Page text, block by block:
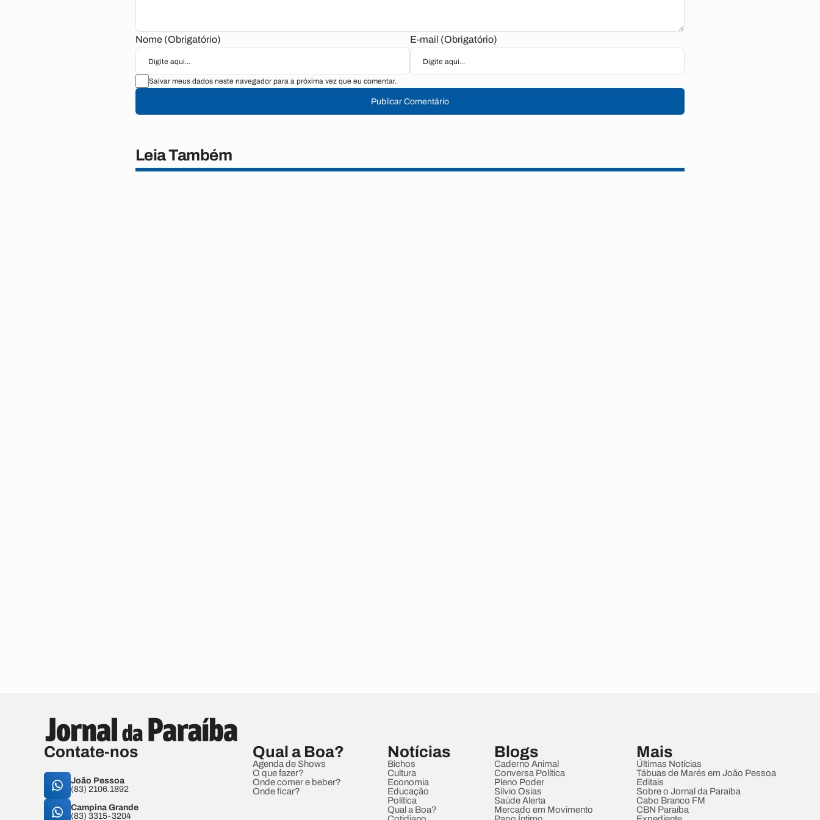
Nome (Obrigatório) E-mail (Obrigatório)
Salvar meus dados neste navegador para a próxima vez que eu comentar.
Publicar Comentário
Leia Também
Contate-nos
João Pessoa
(83) 2106.1892
Campina Grande
(83) 3315-3204
Qual a Boa?
Agenda de Shows
O que fazer?
Onde comer e beber?
Onde ficar?
Notícias
Bichos
Cultura
Economia
Educação
Política
Qual a Boa?
Blogs
Caderno Animal
Conversa Política
Pleno Poder
Sílvio Osias
Saúde Alerta
Mercado em Movimento
Mais
Últimas Notícias
Tábuas de Marés em João Pessoa
Editais
Sobre o Jornal da Paraíba
Cabo Branco FM
CBN Paraíba